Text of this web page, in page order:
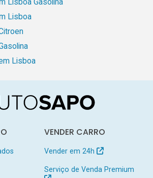
Lisboa
Lisboa
VENDER CARRO
Vender em 24h
Serviço de Venda Premium